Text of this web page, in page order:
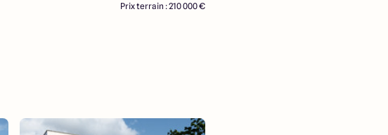
Prix terrain : 210 000 €